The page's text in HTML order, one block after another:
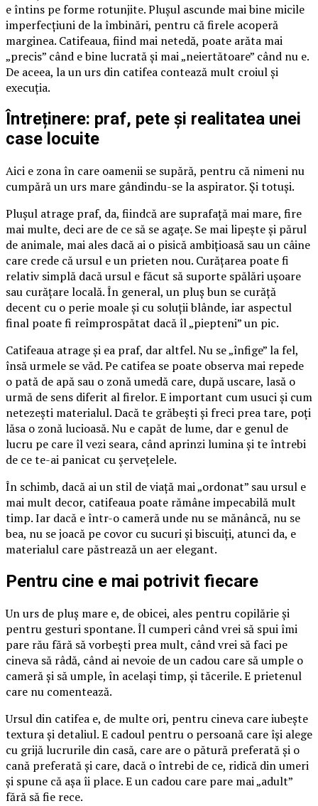
e întins pe forme rotunjite. Plușul ascunde mai bine micile
imperfecțiuni de la îmbinări, pentru că firele acoperă
marginea. Catifeaua, fiind mai netedă, poate arăta mai
„precis” când e bine lucrată și mai „neiertătoare” când nu e.
De aceea, la un urs din catifea contează mult croiul și
execuția.
Întreținere: praf, pete și realitatea unei
case locuite
Aici e zona în care oamenii se supără, pentru că nimeni nu
cumpără un urs mare gândindu-se la aspirator. Și totuși.
Plușul atrage praf, da, fiindcă are suprafață mai mare, fire
mai multe, deci are de ce să se agațe. Se mai lipește și părul
de animale, mai ales dacă ai o pisică ambițioasă sau un câine
care crede că ursul e un prieten nou. Curățarea poate fi
relativ simplă dacă ursul e făcut să suporte spălări ușoare
sau curățare locală. În general, un pluș bun se curăță
decent cu o perie moale și cu soluții blânde, iar aspectul
final poate fi reîmprospătat dacă îl „piepteni” un pic.
Catifeaua atrage și ea praf, dar altfel. Nu se „înfige” la fel,
însă urmele se văd. Pe catifea se poate observa mai repede
o pată de apă sau o zonă umedă care, după uscare, lasă o
urmă de sens diferit al firelor. E important cum usuci și cum
netezești materialul. Dacă te grăbești și freci prea tare, poți
lăsa o zonă lucioasă. Nu e capăt de lume, dar e genul de
lucru pe care îl vezi seara, când aprinzi lumina și te întrebi
de ce te-ai panicat cu șervețelele.
În schimb, dacă ai un stil de viață mai „ordonat” sau ursul e
mai mult decor, catifeaua poate rămâne impecabilă mult
timp. Iar dacă e într-o cameră unde nu se mănâncă, nu se
bea, nu se joacă pe covor cu sucuri și biscuiți, atunci da, e
materialul care păstrează un aer elegant.
Pentru cine e mai potrivit fiecare
Un urs de pluș mare e, de obicei, ales pentru copilărie și
pentru gesturi spontane. Îl cumperi când vrei să spui îmi
pare rău fără să vorbești prea mult, când vrei să faci pe
cineva să râdă, când ai nevoie de un cadou care să umple o
cameră și să umple, în același timp, și tăcerile. E prietenul
care nu comentează.
Ursul din catifea e, de multe ori, pentru cineva care iubește
textura și detaliul. E cadoul pentru o persoană care își alege
cu grijă lucrurile din casă, care are o pătură preferată și o
cană preferată și care, dacă o întrebi de ce, ridică din umeri
și spune că așa îi place. E un cadou care pare mai „adult”
fără să fie rece.